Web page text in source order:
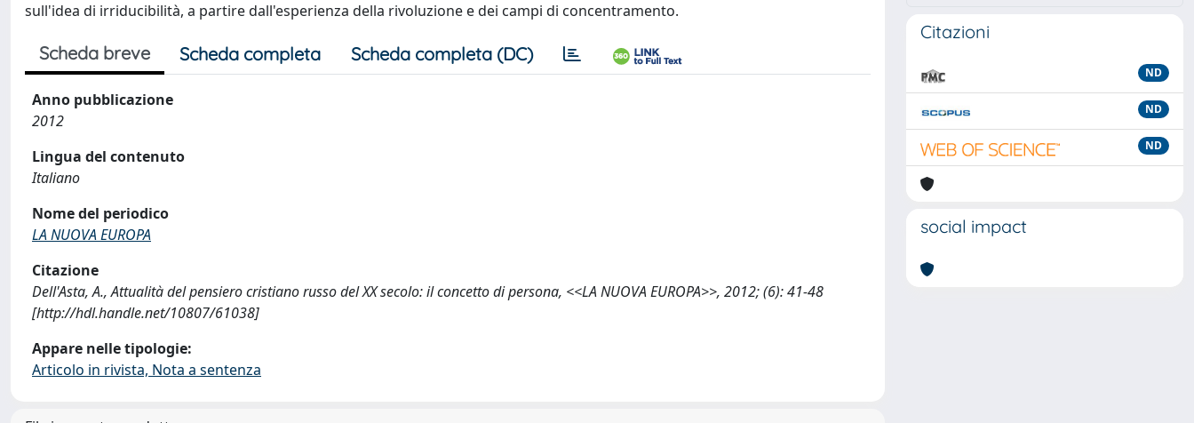
sull'idea di irriducibilità, a partire dall'esperienza della rivoluzione e dei campi di concentramento.
Scheda breve Scheda completa Scheda completa (DC)
Anno pubblicazione
2012
Lingua del contenuto
Italiano
Nome del periodico
LA NUOVA EUROPA
Citazione
Dell'Asta, A., Attualità del pensiero cristiano russo del XX secolo: il concetto di persona, <<LA NUOVA EUROPA>>, 2012; (6): 41-48
[http://hdl.handle.net/10807/61038]
Appare nelle tipologie:
Articolo in rivista, Nota a sentenza
Citazioni
ND
ND
ND
social impact